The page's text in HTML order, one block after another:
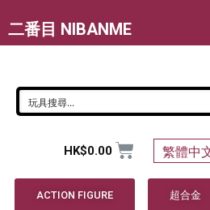
二番目 NIBANME
HK$0.00 繁體中
ACTION FIGURE 超合金